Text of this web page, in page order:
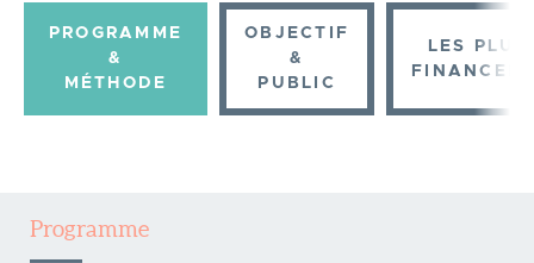
PROGRAMME
&
MÉTHODE
OBJECTIF
&
PUBLIC
LES PLUS
Programme